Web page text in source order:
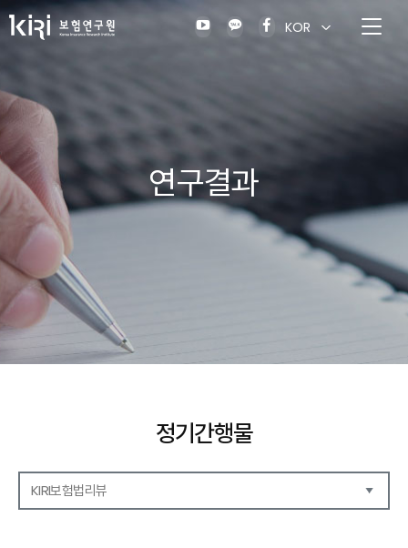
KOR
연구결과
정기간행물
KIRI보험법리뷰